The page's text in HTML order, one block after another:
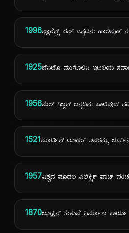
1996ಫ್ಲಾರೆನ್ಸ್ ಪಘ್ ಜನ್ಮದಿನ: ಹಾಲಿವುಡ್
1925ಬೆನಿಟೊ ಮುಸೊಲಿನಿ ಇಟಲಿಯ
1956ಮೆಲ್ ಗಿಬ್ಸನ್ ಜನ್ಮದಿನ: ಹಾಲಿವುಡ್
1521ಮಾರ್ಟಿನ್ ಲೂಥರ್ ಅವರನ್ನು
1957ವಿಶ್ವದ ಮೊದಲ ಎಲೆಕ್ಟ್ರಿಕ್ ವಾಚ್
1870ಬ್ರೂಕ್ಲಿನ್ ಸೇತುವೆ ನಿರ್ಮಾಣ